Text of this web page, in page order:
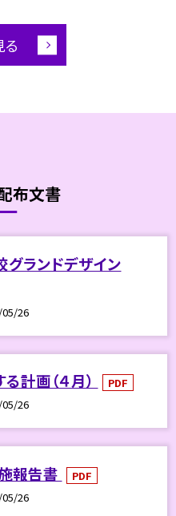
る
布文書
ランドデザイン
26
画（４月）
PDF
26
報告書
PDF
26